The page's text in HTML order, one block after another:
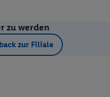
zu werden
zur Filiale